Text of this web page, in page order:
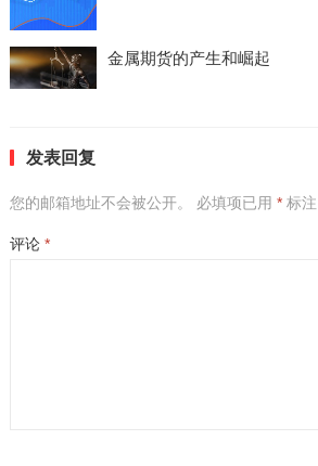
金属期货的产生和崛起
发表回复
您的邮箱地址不会被公开。 必填项已用 *标注
评论 *